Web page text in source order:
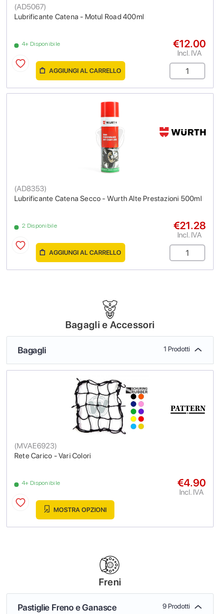
Lubrificante Catena - Motul Road 400ml
(AD5067)
4+ Disponibile €12.00
Incl. IVA
AGGIUNGI AL CARRELLO
Lubrificante Catena Secco - Wurth Alte Prestazioni 500ml
(AD8353)
2 Disponibile €21.28
Incl. IVA
AGGIUNGI AL CARRELLO
Bagagli e Accessori
Bagagli 1 Prodotti
Rete Carico - Vari Colori
(MVAE6923)
4+ Disponibile €4.90
Incl. IVA
MOSTRA OPZIONI
Freni
Pastiglie Freno e Ganasce 9 Prodotti